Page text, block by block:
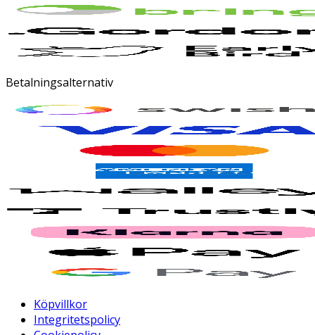
Betalningsalternativ
Köpvillkor
Integritetspolicy